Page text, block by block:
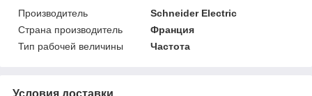
Производитель
Schneider Electric
Страна производитель
Франция
Тип рабочей величины
Частота
Условия доставки